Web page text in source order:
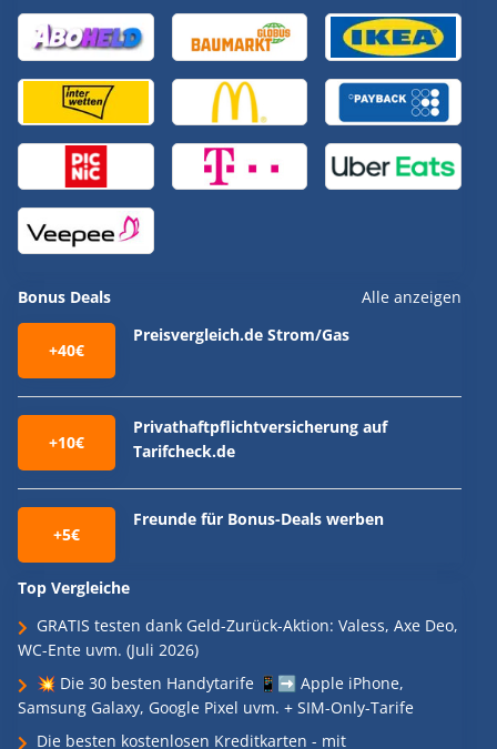
Bonus Deals Alle anzeigen
+40€
Preisvergleich.de Strom/Gas
+10€
Privathaftpflichtversicherung auf
Tarifcheck.de
+5€
Freunde für Bonus-Deals werben
Top Vergleiche
GRATIS testen dank Geld-Zurück-Aktion: Valess, Axe Deo,
WC-Ente uvm. (Juli 2026)
💥 Die 30 besten Handytarife 📱➡️ Apple iPhone,
Samsung Galaxy, Google Pixel uvm. + SIM-Only-Tarife
Die besten kostenlosen Kreditkarten - mit